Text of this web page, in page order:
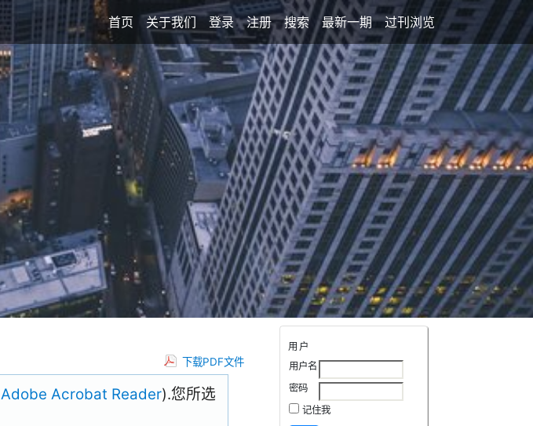
首页 关于我们 登录 注册 搜索 最新一期 过刊浏览
用户
用户名
密码
记住我
下载PDF文件
Adobe Acrobat Reader).您所选